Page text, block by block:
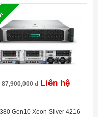
Gen10 Plus x8/x16/x8
x8/x16/x8
Module 2.0 Gen10
87,900,000 đ Liên hệ
Gen10 Xeon Silver 4216